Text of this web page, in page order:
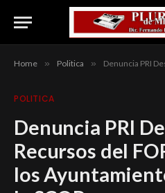
Home » Politica » Denuncia PRI Desvíos de
POLITICA
Denuncia PRI
Recursos del
los